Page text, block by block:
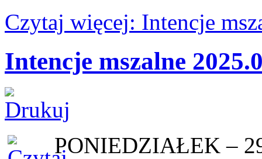
Czytaj więcej: Intencje
Intencje mszalne
PONIEDZIAŁEK –